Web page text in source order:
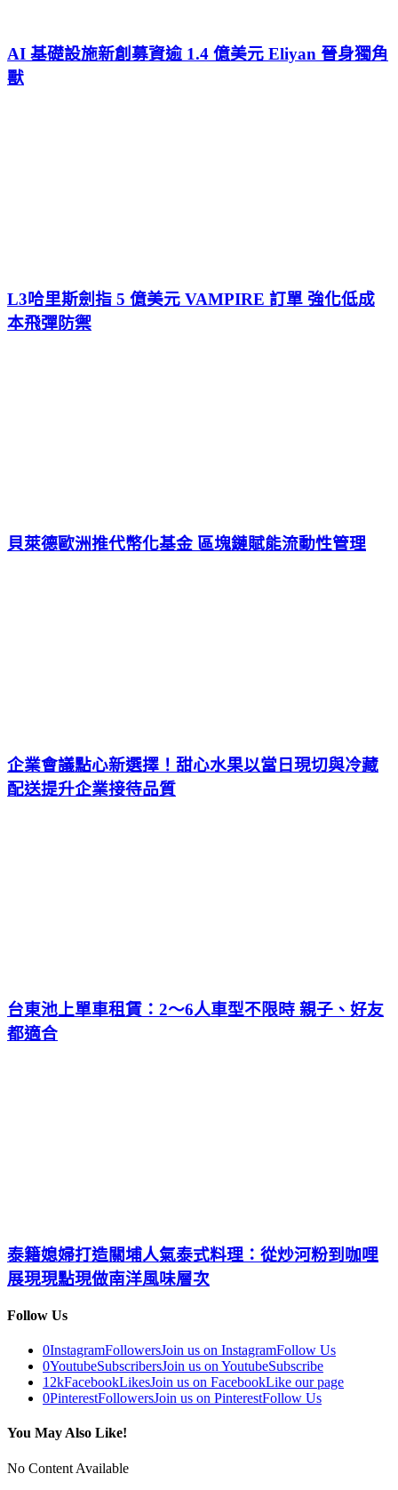
AI 基礎設施新創募資逾 1.4 億美元 Eliyan 晉身獨角
獸
L3哈里斯劍指 5 億美元 VAMPIRE 訂單 強化低成
本飛彈防禦
貝萊德歐洲推代幣化基金 區塊鏈賦能流動性管理
企業會議點心新選擇！甜心水果以當日現切與冷藏
配送提升企業接待品質
台東池上單車租賃：2～6人車型不限時 親子、好友
都適合
泰籍媳婦打造關埔人氣泰式料理：從炒河粉到咖哩
展現現點現做南洋風味層次
Follow Us
0InstagramFollowersJoin us on InstagramFollow Us
0YoutubeSubscribersJoin us on YoutubeSubscribe
12kFacebookLikesJoin us on FacebookLike our page
0PinterestFollowersJoin us on PinterestFollow Us
You May Also Like!
No Content Available